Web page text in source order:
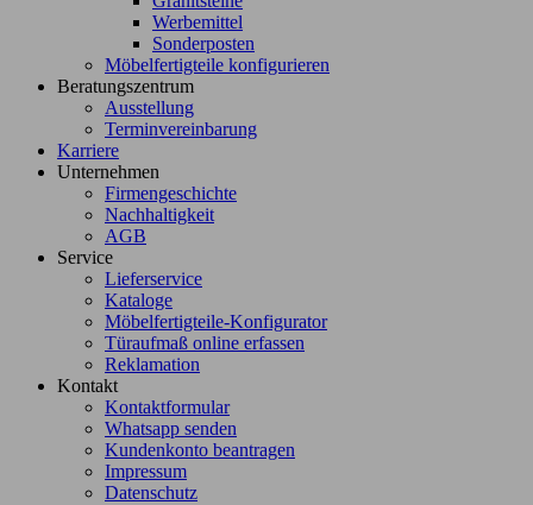
Werbemittel
Sonderposten
Möbelfertigteile konfigurieren
Beratungszentrum
Ausstellung
Terminvereinbarung
Karriere
Unternehmen
Firmengeschichte
Nachhaltigkeit
AGB
Service
Lieferservice
Kataloge
Möbelfertigteile-Konfigurator
Türaufmaß online erfassen
Reklamation
Kontakt
Kontaktformular
Whatsapp senden
Kundenkonto beantragen
Impressum
Datenschutz